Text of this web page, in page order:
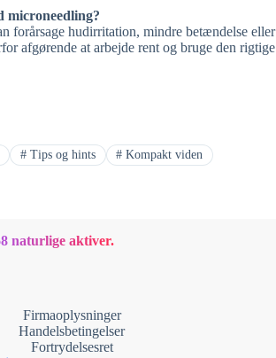
microneedling?
forårsage hudirritation, mindre betændelse eller
afgørende at arbejde rent og bruge den rigtige
#Tips og hints # Kompakt viden
naturlige aktiver.
Firmaoplysninger
Handelsbetingelser
Fortrydelsesret